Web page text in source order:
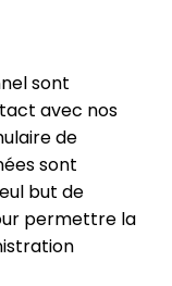
sont
avec nos
de
sont
but de
permettre la